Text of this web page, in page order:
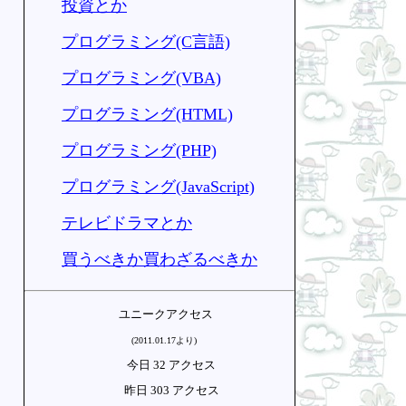
投資とか
プログラミング(C言語)
プログラミング(VBA)
プログラミング(HTML)
プログラミング(PHP)
プログラミング(JavaScript)
テレビドラマとか
買うべきか買わざるべきか
ユニークアクセス
(2011.01.17より)
今日 32 アクセス
昨日 303 アクセス